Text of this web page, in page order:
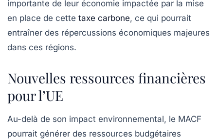
importante de leur économie impactée par la mise
en place de cette taxe carbone, ce qui pourrait
entraîner des répercussions économiques majeures
dans ces régions.
Nouvelles ressources financières
pour l’UE
Au-delà de son impact environnemental, le MACF
pourrait générer des ressources budgétaires